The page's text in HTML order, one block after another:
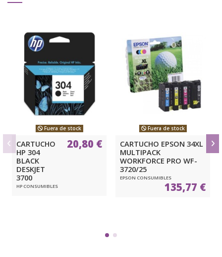
Fuera de stock
CARTUCHO
HP 304
BLACK
DESKJET
3700
HP CONSUMIBLES
20,80 €
Fuera de stock
CARTUCHO EPSON 34XL
MULTIPACK
WORKFORCE PRO WF-
3720/25
EPSON CONSUMIBLES
135,77 €